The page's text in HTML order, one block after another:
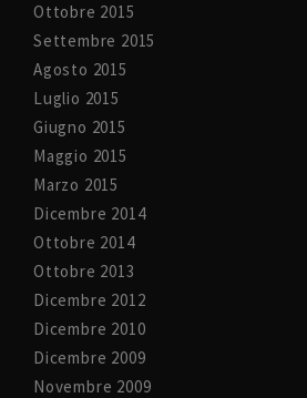
Ottobre 2015
Settembre 2015
Agosto 2015
Luglio 2015
Giugno 2015
Maggio 2015
Marzo 2015
Dicembre 2014
Ottobre 2014
Ottobre 2013
Dicembre 2012
Dicembre 2010
Dicembre 2009
Novembre 2009